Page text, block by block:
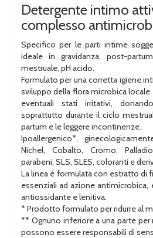
Detergente intimo
complesso
Specifico per le parti intime
ideale in gravidanza, post-
mestruale, pH acido.
Formulato per una corretta igiene
sviluppo della flora microbica
eventuali stati irritativi,
soprattutto durante il ciclo
partum e le leggere incontinenze.
Ipoallergenico*,
Nichel, Cobalto, Cromo,
parabeni, SLS, SLES, coloranti e
La linea è formulata con estratto di
essenziali ad azione
antiossidante e lenitiva.
* Prodotto formulato per ridurre al
** Ognuno inferiore a una parte
possono essere responsabili di